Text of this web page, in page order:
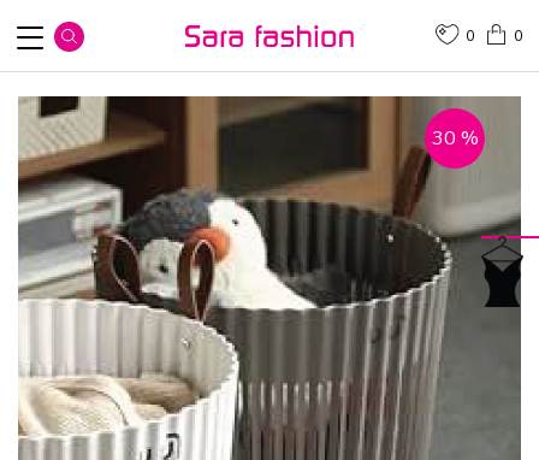
0
0
30 %